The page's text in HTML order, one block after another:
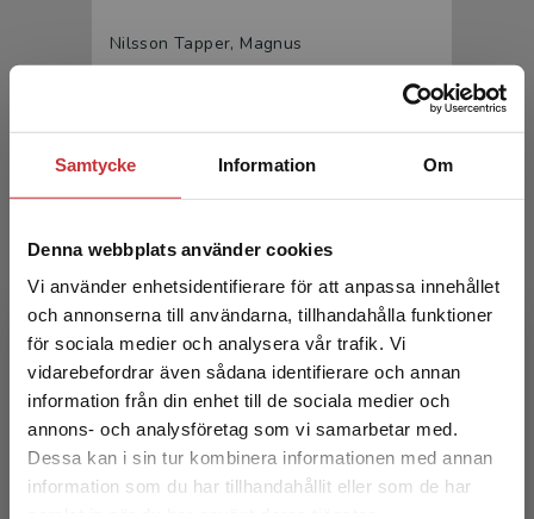
Samtycke Information Om
Denna webbplats använder cookies
Vi använder enhetsidentifierare för att anpassa innehållet
och annonserna till användarna, tillhandahålla funktioner
för sociala medier och analysera vår trafik. Vi
vidarebefordrar även sådana identifierare och annan
information från din enhet till de sociala medier och
annons- och analysföretag som vi samarbetar med.
Dessa kan i sin tur kombinera informationen med annan
information som du har tillhandahållit eller som de har
Begränsad fraktregion
Det verkar som att du besöker
Nilsson Tapper, Magnus
Professionella samtal med barn
Nilsson Tapper, Magnus
324 krinkl. moms
Exkl. moms: 306 kr